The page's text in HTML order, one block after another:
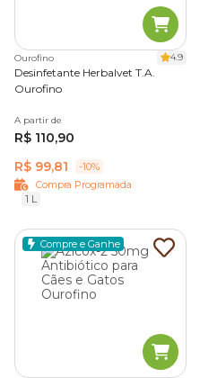
Ourofino 4.9
Desinfetante Herbalvet T.A.
Ourofino
A partir de
R$ 110,90
R$ 99,81
-10%
Compra Programada
1 L
Compre e Ganhe